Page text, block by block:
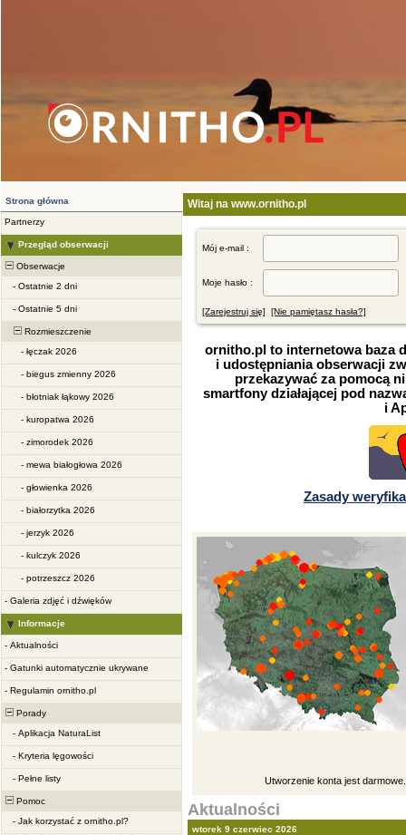
Strona główna
Partnerzy
Przegląd obserwacji
Obserwacje
- Ostatnie 2 dni
- Ostatnie 5 dni
Rozmieszczenie
- łęczak 2026
- biegus zmienny 2026
- błotniak łąkowy 2026
- kuropatwa 2026
- zimorodek 2026
- mewa białogłowa 2026
- głowienka 2026
- białorzytka 2026
- jerzyk 2026
- kulczyk 2026
- potrzeszcz 2026
- Galeria zdjęć i dźwięków
Informacje
- Aktualności
- Gatunki automatycznie ukrywane
- Regulamin ornitho.pl
Porady
- Aplikacja NaturaList
- Kryteria lęgowości
- Pełne listy
Pomoc
- Jak korzystać z ornitho.pl?
Witaj na www.ornitho.pl
Mój e-mail :
Moje hasło :
[Zarejestruj się] [Nie pamiętasz hasła?]
ornitho.pl to internetowa baza
i udostępniania obserwacji
przekazywać za pomocą
smartfony działającej pod
i
Zasady
Utworzenie konta jest
Aktualności
wtorek 9 czerwiec 2026